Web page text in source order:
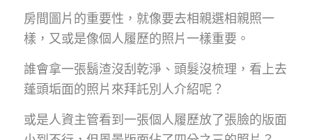
房間圖片的重要性，就像要去相親選相親照一
樣，又或是像個人履歷的照片一樣重要。
誰會拿一張鬍渣沒刮乾淨、頭髮沒梳理，看上去
蓬頭垢面的照片來拜託別人介紹呢？
或是人資主管看到一張個人履歷放了張臉的版面